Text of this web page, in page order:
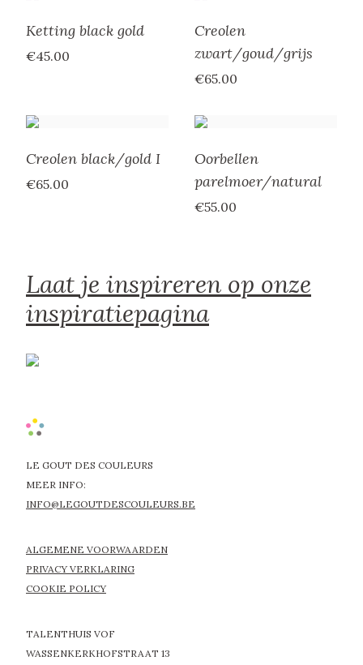
Ketting black gold
€45.00
Creolen
zwart/goud/grijs
€65.00
Creolen black/gold I
€65.00
Oorbellen
parelmoer/natural
€55.00
Laat je inspireren op onze
inspiratiepagina
LE GOUT DES COULEURS
MEER INFO:
INFO@LEGOUTDESCOULEURS.BE
ALGEMENE VOORWAARDEN
PRIVACY VERKLARING
COOKIE POLICY
TALENTHUIS VOF
WASSENKERKHOFSTRAAT 13